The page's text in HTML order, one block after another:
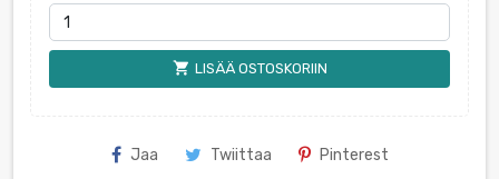
shopping_cart LISÄÄ OSTOSKORIIN
Jaa Twiittaa Pinterest